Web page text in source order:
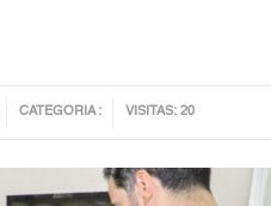
CATEGORIA : VISITAS: 20